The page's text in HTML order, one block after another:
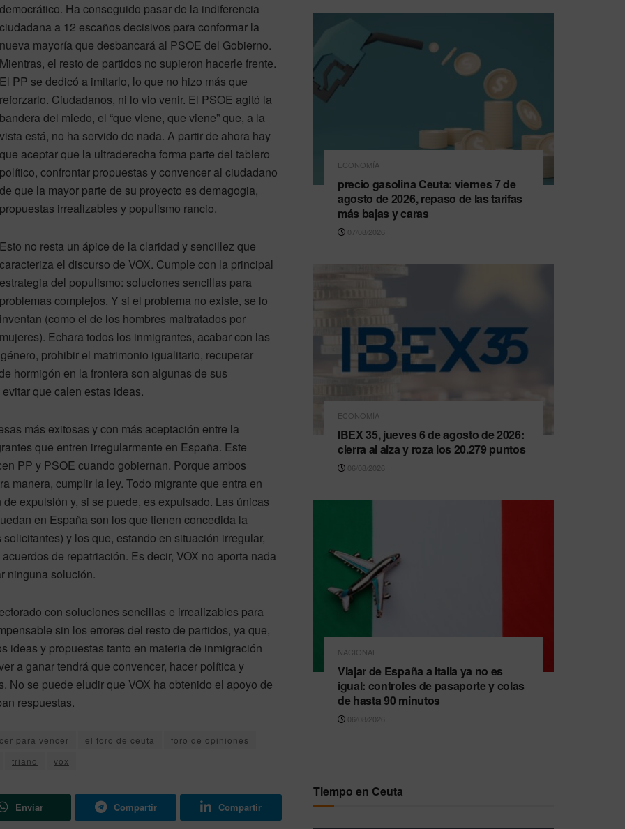
democrático. Ha conseguido pasar de la indiferencia
ciudadana a 12 escaños decisivos para conformar la
nueva mayoría que desbancará al PSOE del Gobierno.
Mientras, el resto de partidos no supieron hacerle frente.
El PP se dedicó a imitarlo, lo que no hizo más que
reforzarlo. Ciudadanos, ni lo vio venir. El PSOE agitó la
bandera del miedo, el “que viene, que viene” que, a la
vista está, no ha servido de nada. A partir de ahora hay
que aceptar que la ultraderecha forma parte del tablero
político, confrontar propuestas y convencer al ciudadano
de que la mayor parte de su proyecto es demagogia,
propuestas irrealizables y populismo rancio.
Esto no resta un ápice de la claridad y sencillez que
caracteriza el discurso de VOX. Cumple con la principal
estrategia del populismo: soluciones sencillas para
problemas complejos. Y si el problema no existe, se lo
inventan (como el de los hombres maltratados por
mujeres). Echara todos los inmigrantes, acabar con las
prohibir el matrimonio igualitario, recuperar
hormigón en la frontera son algunas de sus
que calen estas ideas.
más exitosas y con más aceptación entre la
que entren irregularmente en España. Este
PP y PSOE cuando gobiernan. Porque ambos
manera, cumplir la ley. Todo migrante que entra en
expulsión y, si se puede, es expulsado. Las únicas
en España son los que tienen concedida la
y los que, estando en situación irregular,
de repatriación. Es decir, VOX no aporta nada
ninguna solución.
con soluciones sencillas e irrealizables para
sin los errores del resto de partidos, ya que,
ideas y propuestas tanto en materia de inmigración
a ganar tendrá que convencer, hacer política y
No se puede eludir que VOX ha obtenido el apoyo de
respuestas.
para vencer el foro de ceuta
foro de opiniones
triano vox
Enviar Compartir Compartir
ECONOMÍA
precio gasolina Ceuta: viernes 7 de
agosto de 2026, repaso de las tarifas
más bajas y caras
07/08/2026
ECONOMÍA
IBEX 35, jueves 6 de agosto de 2026:
cierra al alza y roza los 20.279 puntos
06/08/2026
NACIONAL
Viajar de España a Italia ya no es
igual: controles de pasaporte y colas
de hasta 90 minutos
06/08/2026
Tiempo en Ceuta